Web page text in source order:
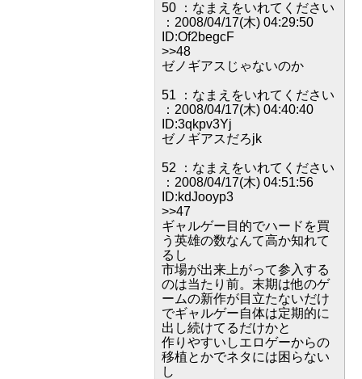
50 ：なまえをいれてください
：2008/04/17(木) 04:29:50
ID:Of2begcF
>>48
ゼノギアスじゃないのか
51 ：なまえをいれてください
：2008/04/17(木) 04:40:40
ID:3qkpv3Yj
ゼノギアスだろjk
52 ：なまえをいれてください
：2008/04/17(木) 04:51:56
ID:kdJooyp3
>>47
ギャルゲー目的でハードを買
う英雄の数なんて高か知れて
るし
市場が出来上がって参入する
のは当たり前。末期は他のゲ
ームの新作が目立たないだけ
でギャルゲー自体は定期的に
出し続けてるだけかと
作りやすいしエロゲーからの
移植とかでネタには困らない
し